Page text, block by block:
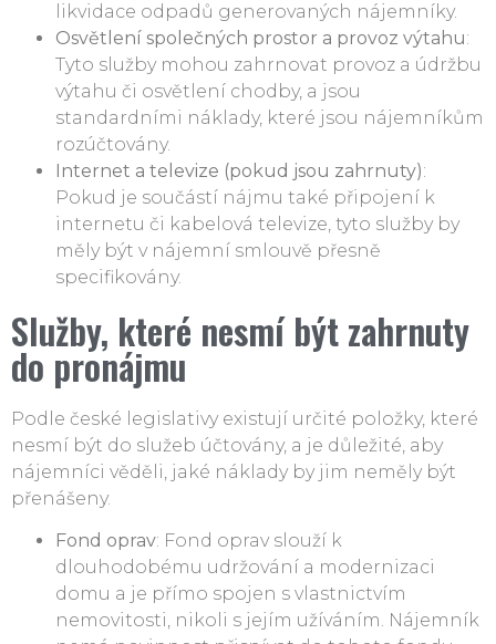
likvidace odpadů generovaných nájemníky.
Osvětlení společných prostor a provoz výtahu:
Tyto služby mohou zahrnovat provoz a údržbu
výtahu či osvětlení chodby, a jsou
standardními náklady, které jsou nájemníkům
rozúčtovány.
Internet a televize (pokud jsou zahrnuty):
Pokud je součástí nájmu také připojení k
internetu či kabelová televize, tyto služby by
měly být v nájemní smlouvě přesně
specifikovány.
Služby, které nesmí být zahrnuty
do pronájmu
Podle české legislativy existují určité položky, které
nesmí být do služeb účtovány, a je důležité, aby
nájemníci věděli, jaké náklady by jim neměly být
přenášeny.
Fond oprav: Fond oprav slouží k
dlouhodobému udržování a modernizaci
domu a je přímo spojen s vlastnictvím
nemovitosti, nikoli s jejím užíváním. Nájemník